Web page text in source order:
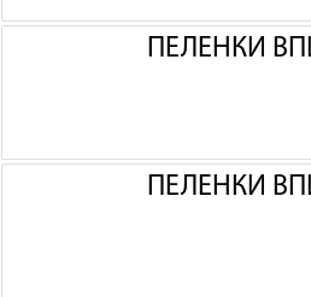
ПЕЛЕНКИ
ПЕЛЕНКИ